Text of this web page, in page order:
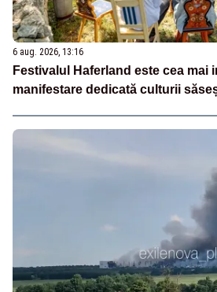
6 aug. 2026, 13:16
Festivalul Haferland este cea mai
manifestare dedicată culturii